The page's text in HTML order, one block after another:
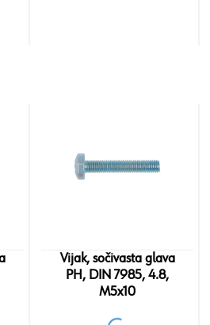
Vijak, sočivasta glava
PH, DIN 7985, 4.8,
M5x10